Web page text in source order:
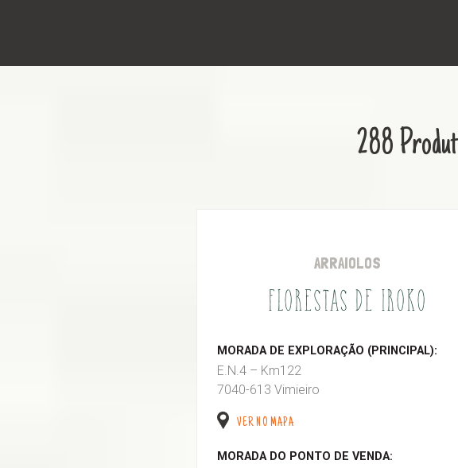
288
ARRAIOLOS
FLORESTAS DE IROKO
MORADA DE EXPLORAÇÃO (PRINCIPAL):
E.N.4 – Km122
7040-613 Vimieiro
VER NO MAPA
MORADA DO PONTO DE VENDA: